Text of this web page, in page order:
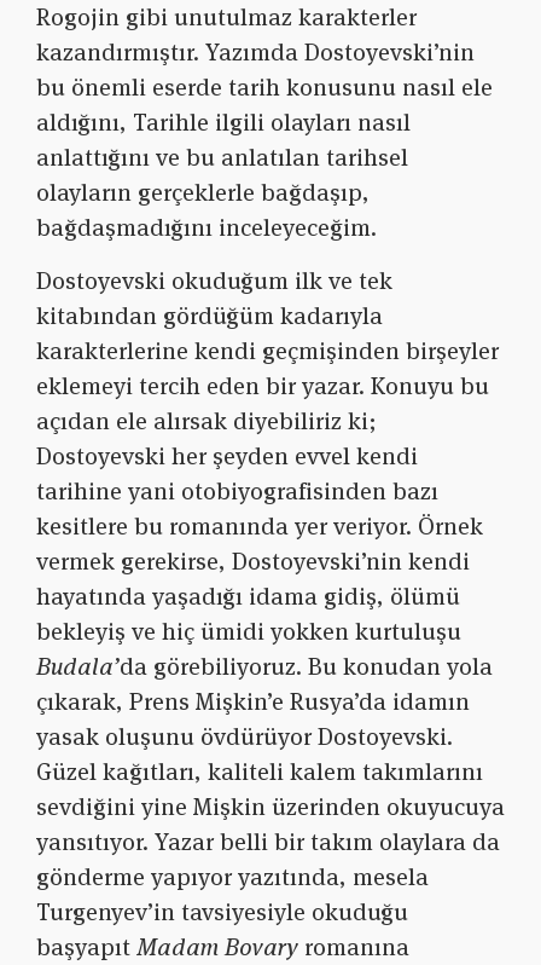
Rogojin gibi unutulmaz karakterler
kazandırmıştır. Yazımda Dostoyevski’nin
bu önemli eserde tarih konusunu nasıl ele
aldığını, Tarihle ilgili olayları nasıl
anlattığını ve bu anlatılan tarihsel
olayların gerçeklerle bağdaşıp,
bağdaşmadığını inceleyeceğim.
Dostoyevski okuduğum ilk ve tek
kitabından gördüğüm kadarıyla
karakterlerine kendi geçmişinden birşeyler
eklemeyi tercih eden bir yazar. Konuyu bu
açıdan ele alırsak diyebiliriz ki;
Dostoyevski her şeyden evvel kendi
tarihine yani otobiyografisinden bazı
kesitlere bu romanında yer veriyor. Örnek
vermek gerekirse, Dostoyevski’nin kendi
hayatında yaşadığı idama gidiş, ölümü
bekleyiş ve hiç ümidi yokken kurtuluşu
Budala’da görebiliyoruz. Bu konudan yola
çıkarak, Prens Mişkin’e Rusya’da idamın
yasak oluşunu övdürüyor Dostoyevski.
Güzel kağıtları, kaliteli kalem takımlarını
sevdiğini yine Mişkin üzerinden okuyucuya
yansıtıyor. Yazar belli bir takım olaylara da
gönderme yapıyor yazıtında, mesela
Turgenyev’in tavsiyesiyle okuduğu
başyapıtMadam Bovary romanına